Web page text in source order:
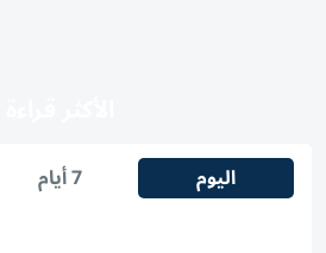
اليوم 7 أيام